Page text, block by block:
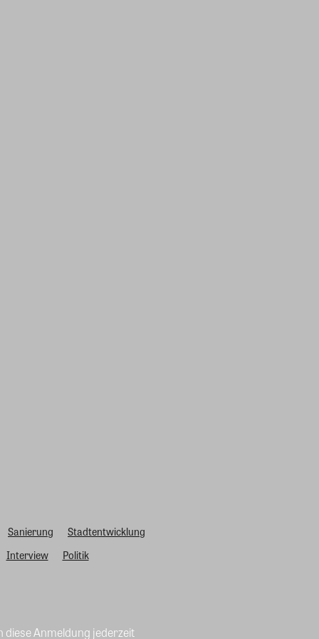
Sanierung
Stadtentwicklung
Interview Politik
diese Anmeldung jederzeit